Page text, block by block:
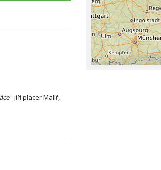
- jiří placer Malíř,